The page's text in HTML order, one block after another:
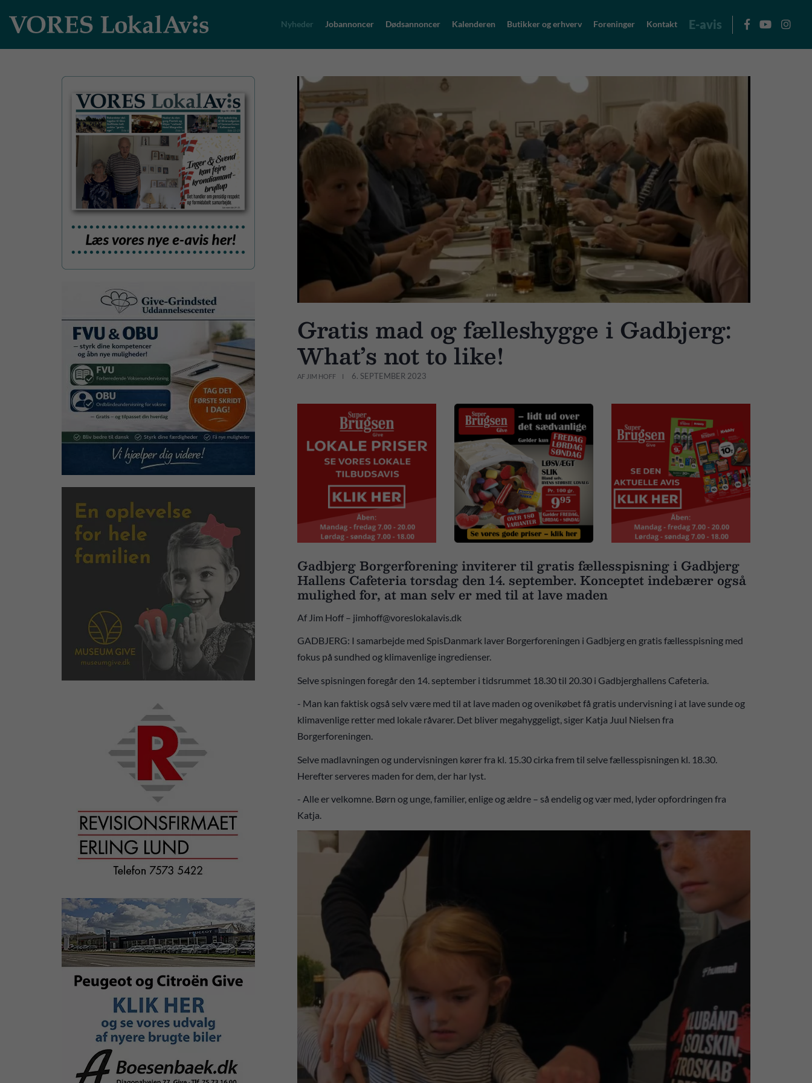
Nyheder Jobannoncer Dødsannoncer Kalenderen Butikker og erhverv Foreninger Kontakt E-avis
Gratis mad og fælleshygge i Gadbjerg:
What’s not to like!
AF JIM HOFF 6. SEPTEMBER 2023
Gadbjerg Borgerforening inviterer til gratis fællesspisning i Gadbjerg
Hallens Cafeteria torsdag den 14. september. Konceptet indebærer også
mulighed for, at man selv er med til at lave maden
Af Jim Hoff – jimhoff@voreslokalavis.dk
GADBJERG: I samarbejde med SpisDanmark laver Borgerforeningen i Gadbjerg en gratis fællesspisning med
fokus på sundhed og klimavenlige ingredienser.
Selve spisningen foregår den 14. september i tidsrummet 18.30 til 20.30 i Gadbjerghallens Cafeteria.
- Man kan faktisk også selv være med til at lave maden og ovenikøbet få gratis undervisning i at lave sunde og
klimavenlige retter med lokale råvarer. Det bliver megahyggeligt, siger Katja Juul Nielsen fra
Borgerforeningen.
Selve madlavningen og undervisningen kører fra kl. 15.30 cirka frem til selve fællesspisningen kl. 18.30.
Herefter serveres maden for dem, der har lyst.
- Alle er velkomne. Børn og unge, familier, enlige og ældre – så endelig og vær med, lyder opfordringen fra
Katja.